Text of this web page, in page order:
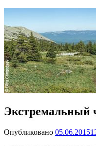
Экстремальный
Опубликовано 05.06.2015